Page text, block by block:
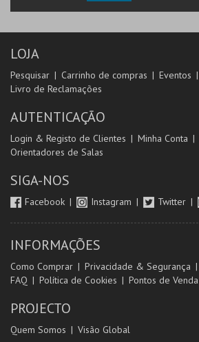
LOJA
Pesquisar Carrinho de compras Eventos
Livro de Reclamações
AUTENTICAÇÃO
Login & Registo de Clientes Minha Conta
Orientadores de Salas
SIGA-NOS
Facebook Instagram Twitter
INFORMAÇÕES
Como Comprar Privacidade & Segurança
FAQ
Política de Cookies Pontos de Venda
PROJECTO
Quem Somos Visão Global